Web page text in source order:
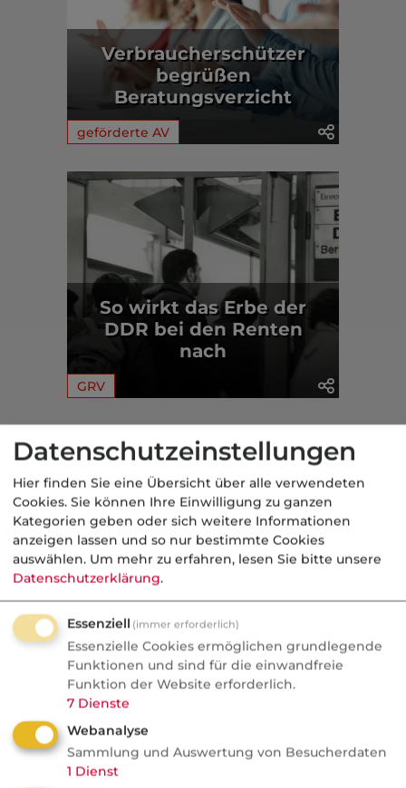
Verbraucherschützer
begrüßen
Beratungsverzicht
geförderte AV
So wirkt das Erbe der
DDR bei den Renten
nach
GRV
Aus der dvb-Redaktion
geförderte AV
Nachrichten
Altersvorsorgedepot:
Bedrohung oder Chance für
Vermittler?
AVD ab 2027: Bedrohung oder
Goldgrube? blau-direkt-COO Stephan
Schinnenburg verrät im Podcast, warum
Neobroker längst Kunden anschreiben
und welche Produkte doch Provision
bringen.
Datenschutzeinstellungen
Hier finden Sie eine Übersicht über alle verwendeten
Cookies. Sie können Ihre Einwilligung zu ganzen
Kategorien geben oder sich weitere Informationen
anzeigen lassen und so nur bestimmte Cookies
auswählen. Um mehr zu erfahren, lesen Sie bitte unsere
Datenschutzerklärung.
Essenziell (immer erforderlich)
Essenzielle Cookies ermöglichen grundlegende
Funktionen und sind für die einwandfreie
Funktion der Website erforderlich.
7 Dienste
Webanalyse
Sammlung und Auswertung von Besucherdaten
1 Dienst